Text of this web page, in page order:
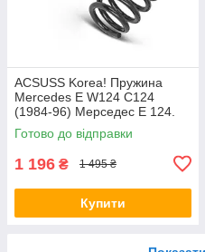
ACSUSS Korea! Пружина
Mercedes E W124 C124
(1984-96) Мерседес Е 124.
Задня. 4256803 , RD5084 ,
996072. Аксусс Корея
Готово до відправки
1 196 ₴ 1 495 ₴
Купити